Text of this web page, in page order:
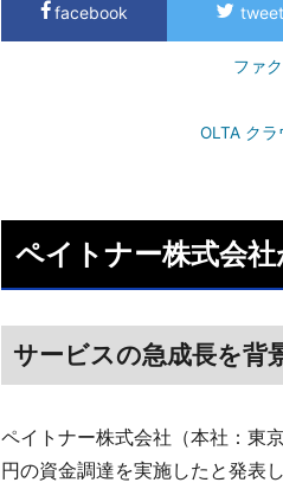
facebook tweet
ファ
OLTA ク
ペイトナー株式会
サービスの急成長を背
ペイトナー株式会社（本社：東
円の資金調達を実施したと発表